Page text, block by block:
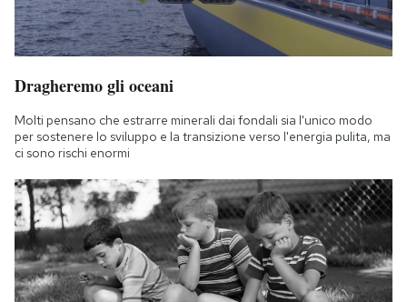
Dragheremo gli oceani
Molti pensano che estrarre minerali dai fondali sia l'unico modo
per sostenere lo sviluppo e la transizione verso l'energia pulita, ma
ci sono rischi enormi